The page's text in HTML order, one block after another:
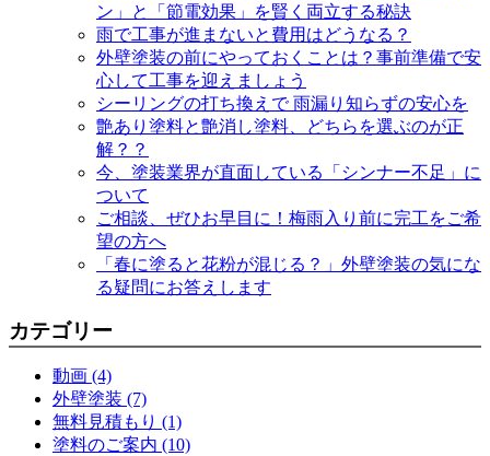
ン」と「節電効果」を賢く両立する秘訣
雨で工事が進まないと費用はどうなる？
外壁塗装の前にやっておくことは？事前準備で安
心して工事を迎えましょう
シーリングの打ち換えで 雨漏り知らずの安心を
艶あり塗料と艶消し塗料、どちらを選ぶのが正
解？？
今、塗装業界が直面している「シンナー不足」に
ついて
ご相談、ぜひお早目に！梅雨入り前に完工をご希
望の方へ
「春に塗ると花粉が混じる？」外壁塗装の気にな
る疑問にお答えします
カテゴリー
動画 (4)
外壁塗装 (7)
無料見積もり (1)
塗料のご案内 (10)